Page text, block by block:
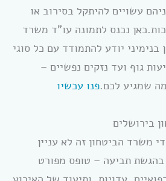
עשויים להיתקל בסירוב או
נכנס לתמונה עו”ד משרד
בנימיני יודע להתמודד עם כל סוגי
גוף ועד נזקים נפשיים –
שמגיע לכם.פנו עכשיו
בירושלים
משרד הביטחון זה לא עניין
תביעה – טופס מפורט